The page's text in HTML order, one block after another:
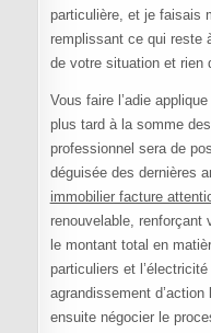
particulière, et je faisais
remplissant ce qui reste
de votre situation et rien
Vous faire l’adie
plus tard à la somme
professionnel sera de
déguisée des dernières
immobilier facture
renouvelable,
le montant total en
particuliers et
agrandissement
ensuite négocier le